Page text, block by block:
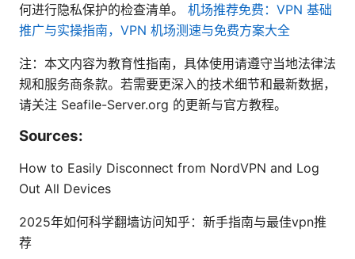
何进行隐私保护的检查清单。 机场推荐免费：VPN 基础
推广与实操指南，VPN 机场测速与免费方案大全
注：本文内容为教育性指南，具体使用请遵守当地法律法
规和服务商条款。若需要更深入的技术细节和最新数据，
请关注 Seafile-Server.org 的更新与官方教程。
Sources:
How to Easily Disconnect from NordVPN and Log
Out All Devices
2025年如何科学翻墙访问知乎：新手指南与最佳vpn推
荐